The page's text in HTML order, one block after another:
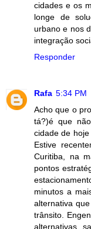
cidades e os
longe de
urbano e nos
integração
Responder
Rafa 5:34 PM
Acho que o
tá?)é que
cidade de
Estive
Curitiba, na
pontos
minutos a
alternativa
trânsito.
alternativas,